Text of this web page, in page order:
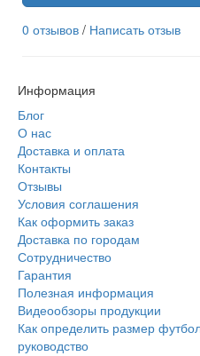
0 отзывов / Написать отзыв
Информация
Блог
О нас
Доставка и оплата
Контакты
Отзывы
Условия соглашения
Как оформить заказ
Доставка по городам
Сотрудничество
Гарантия
Полезная информация
Видеообзоры продукции
Как определить размер
руководство